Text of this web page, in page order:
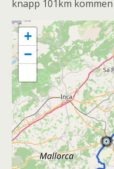
knapp 101km
+
−